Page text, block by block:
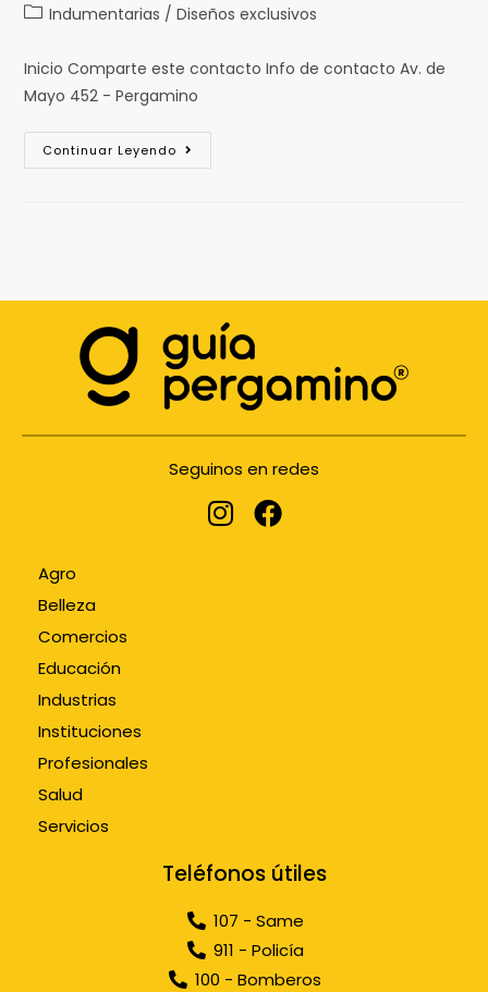
Indumentarias / Diseños exclusivos
Inicio Comparte este contacto Info de contacto Av. de
Mayo 452 - Pergamino
Continuar Leyendo
Seguinos en redes
Agro
Belleza
Comercios
Educación
Industrias
Instituciones
Profesionales
Salud
Servicios
Teléfonos útiles
107 - Same
911 - Policía
100 - Bomberos